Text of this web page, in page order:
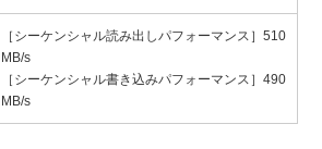
［シーケンシャル読み出しパフォーマンス］510
MB/s
［シーケンシャル書き込みパフォーマンス］490
MB/s